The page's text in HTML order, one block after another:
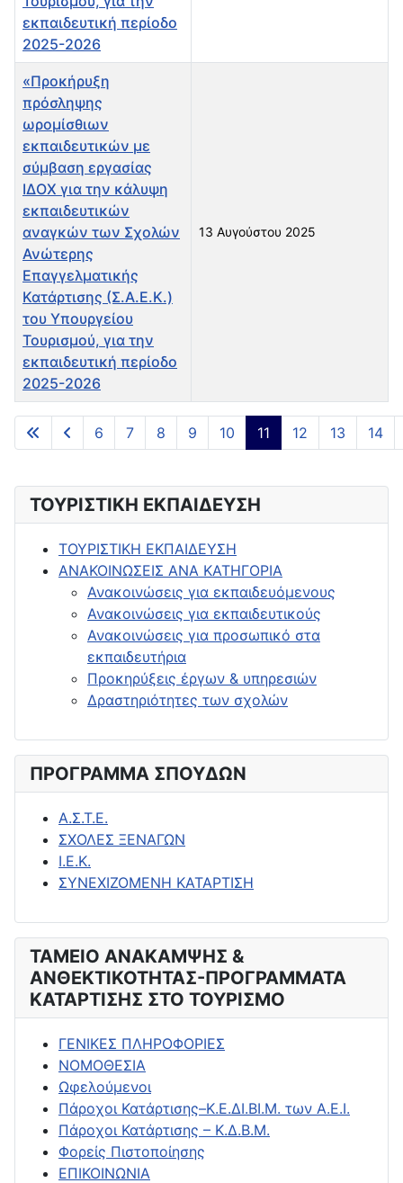
ΤΟΥΡΙΣΤΙΚΗ ΕΚΠΑΙΔΕΥΣΗ
ΤΟΥΡΙΣΤΙΚΗ ΕΚΠΑΙΔΕΥΣΗ
ΑΝΑΚΟΙΝΩΣΕΙΣ ΑΝΑ ΚΑΤΗΓΟΡΙΑ
Ανακοινώσεις για εκπαιδευόμενους
Ανακοινώσεις για εκπαιδευτικούς
Ανακοινώσεις για προσωπικό στα
εκπαιδευτήρια
Προκηρύξεις έργων & υπηρεσιών
Δραστηριότητες των σχολών
ΠΡΟΓΡΑΜΜΑ ΣΠΟΥΔΩΝ
Α.Σ.Τ.Ε.
ΣΧΟΛΕΣ ΞΕΝΑΓΩΝ
Ι.Ε.Κ.
ΣΥΝΕΧΙΖΟΜΕΝΗ ΚΑΤΑΡΤΙΣΗ
ΤΑΜΕΙΟ ΑΝΑΚΑΜΨΗΣ &
ΑΝΘΕΚΤΙΚΟΤΗΤΑΣ-ΠΡΟΓΡΑΜΜΑΤΑ
ΚΑΤΑΡΤΙΣΗΣ ΣΤΟ ΤΟΥΡΙΣΜΟ
ΓΕΝΙΚΕΣ ΠΛΗΡΟΦΟΡΙΕΣ
ΝΟΜΟΘΕΣΙΑ
Ωφελούμενοι
Πάροχοι Κατάρτισης–Κ.Ε.ΔΙ.ΒΙ.Μ. των Α.Ε.Ι.
Πάροχοι Κατάρτισης – Κ.Δ.Β.Μ.
Φορείς Πιστοποίησης
ΕΠΙΚΟΙΝΩΝΙΑ
Άρθρα
εκπαιδευτική περίοδο
2025-2026
«Προκήρυξη
πρόσληψης
ωρομίσθιων
εκπαιδευτικών με
σύμβαση εργασίας
ΙΔΟΧ για την κάλυψη
εκπαιδευτικών
αναγκών των Σχολών
Ανώτερης
Επαγγελματικής
Κατάρτισης (Σ.Α.Ε.Κ.)
του Υπουργείου
Τουρισμού, για την
εκπαιδευτική περίοδο
2025-2026
13 Αυγούστου 2025
Σελίδα 11 από 65
6 7 8 9 10 11 12 13 14